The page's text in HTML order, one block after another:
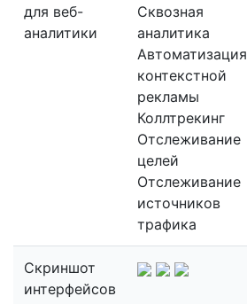
для веб-
аналитики
Сквозная
аналитика
Автоматизация
контекстной
рекламы
Коллтрекинг
Отслеживание
целей
Отслеживание
источников
трафика
Скриншот
интерфейсов